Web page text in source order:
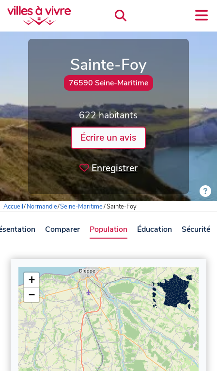
Sainte-Foy
76590 Seine-Maritime
622 habitants
Écrire un avis
Enregistrer
Accueil/Normandie/Seine-Maritime/Sainte-Foy
Comparer Population Éducation Sécurité
+
−